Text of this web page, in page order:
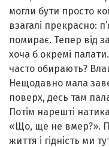
могли бути просто
взагалі прекрасно:
помирає. Тепер від
хоча б окремі
часто обирають?
Нещодавно мала
поверх, десь там
Потім нарешті
«Що, ще не вмер?».
життя і гідність ми